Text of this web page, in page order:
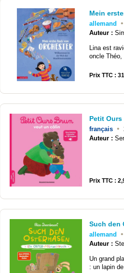
Mein
allemand •
Auteur :
Lina est
oncle Théo,
Prix TTC :
Petit
français •
Auteur :
Prix TTC :
Such den
allemand •
Auteur :
Un grand
: un lapin de